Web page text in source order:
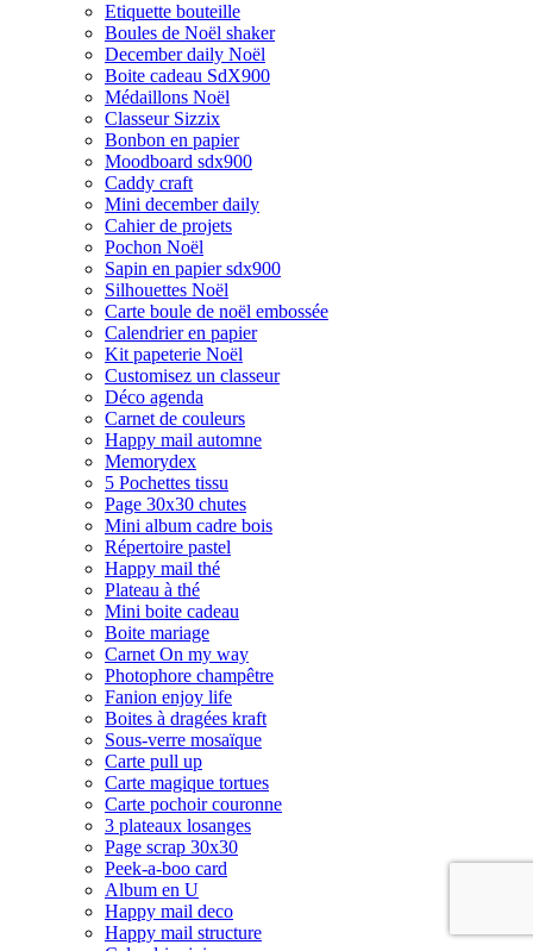
Etiquette bouteille
Boules de Noël shaker
December daily Noël
Boite cadeau SdX900
Médaillons Noël
Classeur Sizzix
Bonbon en papier
Moodboard sdx900
Caddy craft
Mini december daily
Cahier de projets
Pochon Noël
Sapin en papier sdx900
Silhouettes Noël
Carte boule de noël embossée
Calendrier en papier
Kit papeterie Noël
Customisez un classeur
Déco agenda
Carnet de couleurs
Happy mail automne
Memorydex
5 Pochettes tissu
Page 30x30 chutes
Mini album cadre bois
Répertoire pastel
Happy mail thé
Plateau à thé
Mini boite cadeau
Boite mariage
Carnet On my way
Photophore champêtre
Fanion enjoy life
Boites à dragées kraft
Sous-verre mosaïque
Carte pull up
Carte magique tortues
Carte pochoir couronne
3 plateaux losanges
Page scrap 30x30
Peek-a-boo card
Album en U
Happy mail deco
Happy mail structure